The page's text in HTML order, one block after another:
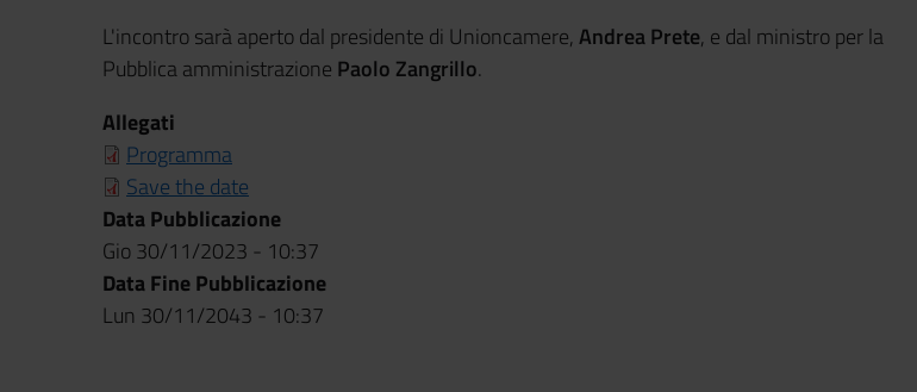
L'incontro sarà aperto dal presidente di Unioncamere,Andrea Prete, e dal ministro per la
Pubblica amministrazione Paolo Zangrillo.
Allegati
Programma
Save the date
Data Pubblicazione
Gio 30/11/2023 - 10:37
Data Fine Pubblicazione
Lun 30/11/2043 - 10:37